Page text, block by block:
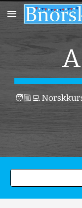
Skip to main content
A
🧑🏼‍💻